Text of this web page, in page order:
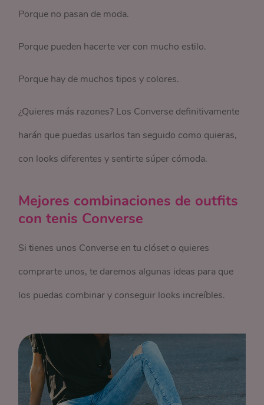
Porque no pasan de moda.
Porque pueden hacerte ver con mucho estilo.
Porque hay de muchos tipos y colores.
¿Quieres más razones? Los Converse definitivamente
harán que puedas usarlos tan seguido como quieras,
con looks diferentes y sentirte súper cómoda.
Mejores combinaciones de outfits
con tenis Converse
Si tienes unos Converse en tu clóset o quieres
comprarte unos, te daremos algunas ideas para que
los puedas combinar y conseguir looks increíbles.